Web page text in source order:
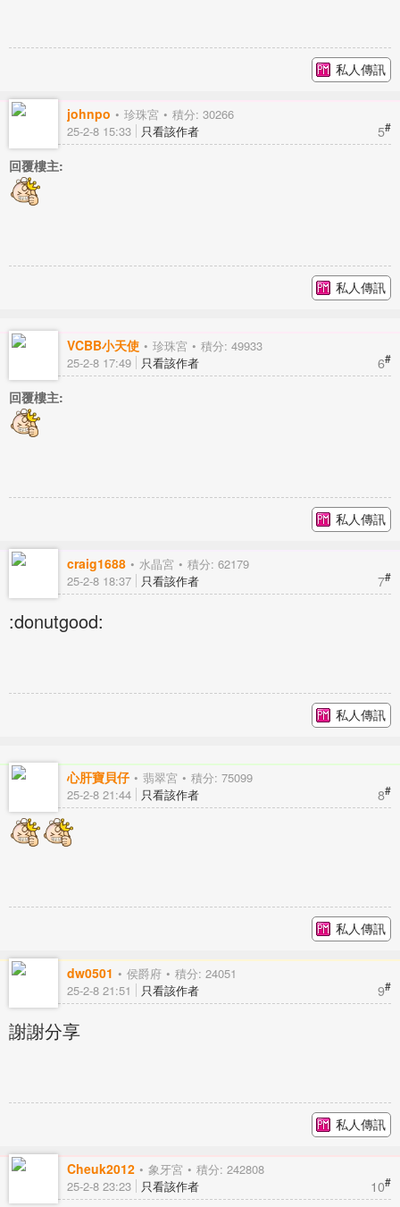
私人傳訊
johnpo 珍珠宮 積分: 30266
5#
25-2-8 15:33 只看該作者
回覆樓主:
私人傳訊
VCBB小天使 珍珠宮 積分: 49933
6#
25-2-8 17:49 只看該作者
回覆樓主:
私人傳訊
craig1688 水晶宮 積分: 62179
7#
25-2-8 18:37 只看該作者
:donutgood:
私人傳訊
心肝寶貝仔 翡翠宮 積分: 75099
8#
25-2-8 21:44 只看該作者
私人傳訊
dw0501 侯爵府 積分: 24051
9#
25-2-8 21:51 只看該作者
謝謝分享
私人傳訊
Cheuk2012 象牙宮 積分: 242808
10#
25-2-8 23:23 只看該作者